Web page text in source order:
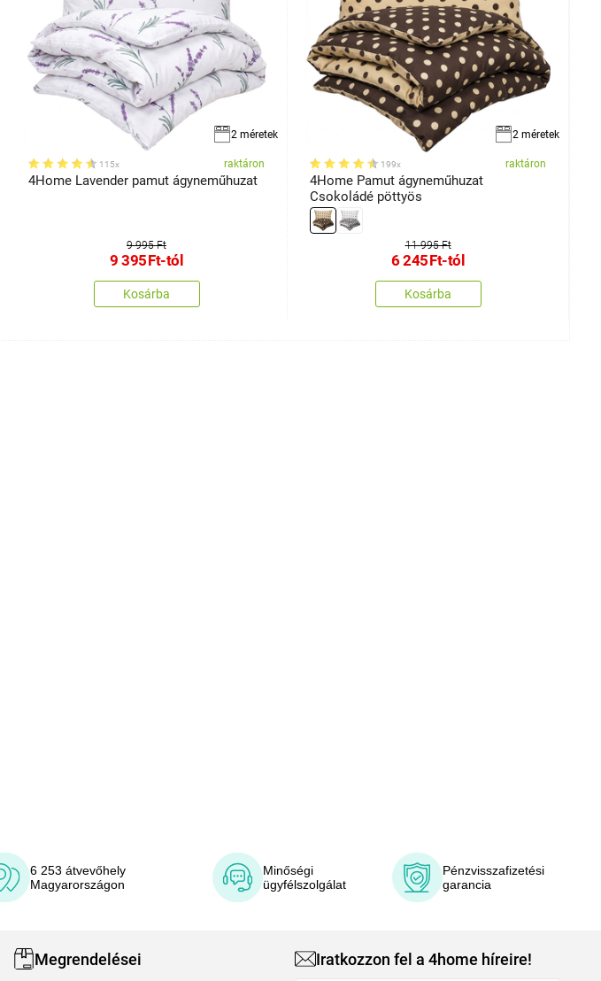
2 méretek
115x raktáron
4Home Lavender pamut ágyneműhuzat
9 995 Ft
9 395Ft-tól
Kosárba
2 méretek
199x raktáron
4Home Pamut ágyneműhuzat
Csokoládé pöttyös
11 995 Ft
6 245Ft-tól
Kosárba
6 253 átvevőhely
Magyarországon
Minőségi
ügyfélszolgálat
Pénzvisszafizetési
garancia
Megrendelései Iratkozzon fel a 4home híreire!